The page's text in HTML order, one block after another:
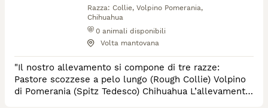
Razza: Collie, Volpino Pomerania,
Chihuahua
0 animali disponibili
Volta mantovana
"Il nostro allevamento si compone di tre razze:
Pastore scozzese a pelo lungo (Rough Collie) Volpino
di Pomerania (Spitz Tedesco) Chihuahua L’allevamento